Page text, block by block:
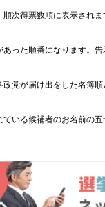
次得票数順に表示されま
った順番になります。告
党が届け出をした名簿
いる候補者のお名前の五